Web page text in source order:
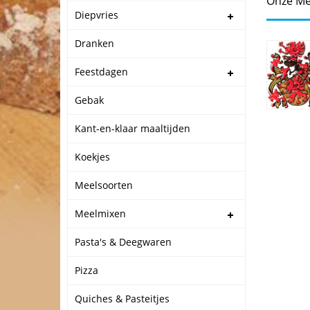
Diepvries
Dranken
Feestdagen
Gebak
Kant-en-klaar maaltijden
Koekjes
Meelsoorten
Meelmixen
Pasta's & Deegwaren
Pizza
Quiches & Pasteitjes